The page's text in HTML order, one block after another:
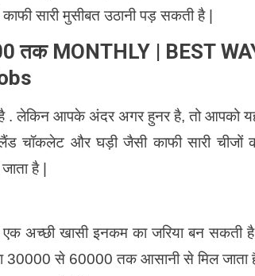
सारी मुसीबत उठानी पड़ सकती है |
तक MONTHLY | BEST
. लेकिन आपके अंदर अगर हुनर है, तो आपको
चॉकलेट और घड़ी जैसी काफी सारी चीजों
है |
खासी इनकम का जरिया बन सकती है |
30000 से 60000 तक आसानी से मिल जाता